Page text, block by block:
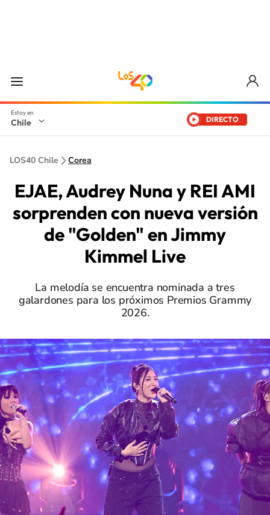
Chile DIRECTO
LOS40 Chile Corea
EJAE, Audrey Nuna y REI AMI
sorprenden con nueva versión
de "Golden" en Jimmy
Kimmel Live
La melodía se encuentra nominada a tres
galardones para los próximos Premios Grammy
2026.